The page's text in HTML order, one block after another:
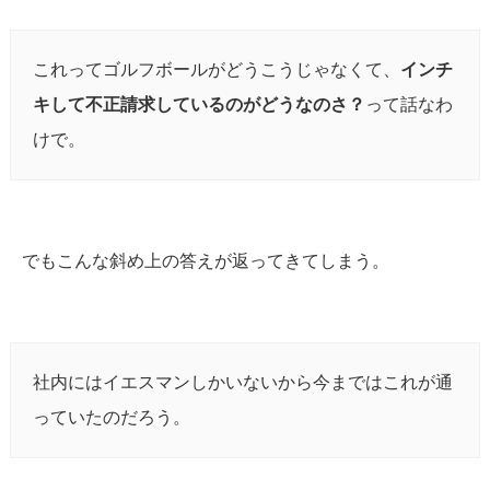
これってゴルフボールがどうこうじゃなくて、 インチ
キして不正請求しているのがどうなのさ？ って話なわ
けで。
でもこんな斜め上の答えが返ってきてしまう。
社内にはイエスマンしかいないから今まではこれが通
っていたのだろう。